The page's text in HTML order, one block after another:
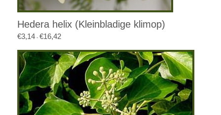
Hedera helix (Kleinbladige klimop)
€3,14 - €16,42Prijsklasse:
tot
€16,42